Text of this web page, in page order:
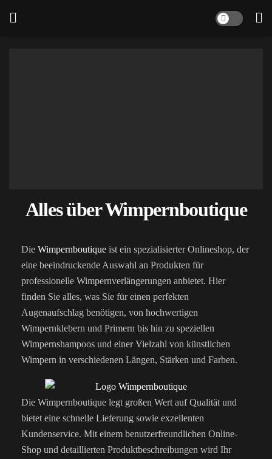
Alles über Wimpernboutique
Die Wimpernboutique ist ein spezialisierter Onlineshop, der
eine beeindruckende Auswahl an Produkten für
professionelle Wimpernverlängerungen anbietet. Hier
finden Sie alles, was Sie für einen perfekten
Augenaufschlag benötigen, von hochwertigen
Wimpernklebern und Primern bis hin zu speziellen
Wimpernshampoos und einer Vielzahl von künstlichen
Wimpern in verschiedenen Längen, Stärken und Farben.
Die Wimpernboutique legt großen Wert auf Qualität und
bietet eine schnelle Lieferung sowie exzellenten
Kundenservice. Mit einem benutzerfreundlichen Online-
Shop und detaillierten Produktbeschreibungen wird Ihr